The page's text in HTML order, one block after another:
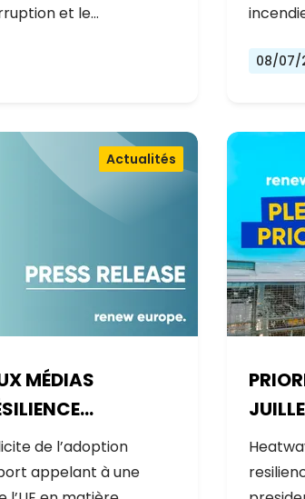
et le…
08/07/
MÉDIAS
L’EUROPE
Actualités
de l’adoption
appelant à une